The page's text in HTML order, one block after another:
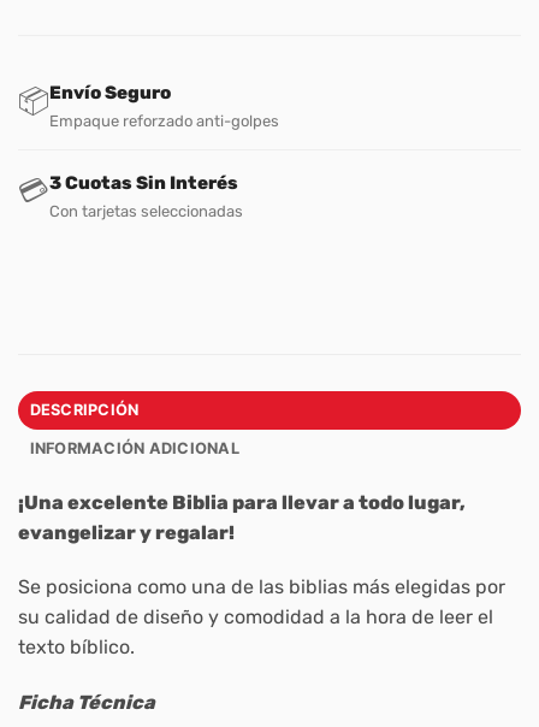
📦Envío Seguro
Empaque reforzado anti-golpes
💳3 Cuotas Sin Interés
Con tarjetas seleccionadas
DESCRIPCIÓN
INFORMACIÓN ADICIONAL
¡Una excelente Biblia para llevar a todo lugar,
evangelizar y regalar!
Se posiciona como una de las biblias más elegidas por
su calidad de diseño y comodidad a la hora de leer el
texto bíblico.
Ficha Técnica